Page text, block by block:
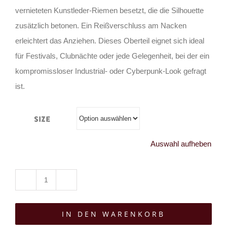
vernieteten Kunstleder-Riemen besetzt, die die Silhouette
zusätzlich betonen. Ein Reißverschluss am Nacken
erleichtert das Anziehen. Dieses Oberteil eignet sich ideal
für Festivals, Clubnächte oder jede Gelegenheit, bei der ein
kompromissloser Industrial- oder Cyberpunk-Look gefragt
ist.
Size
Auswahl aufheben
Rave
IN DEN WARENKORB